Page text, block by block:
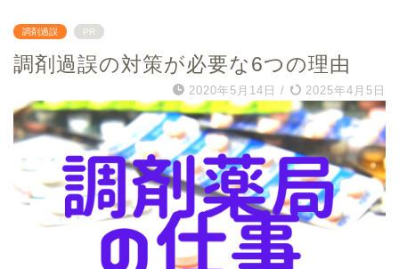
調剤過誤 PR
調剤過誤の対策が必要な6つの理由
2020年5月14日 / 2025年4月5日